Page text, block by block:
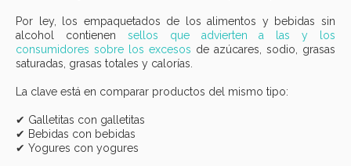
Por ley, los empaquetados de los alimentos y bebidas sin
alcohol contienen sellos que advierten a las y los
consumidores sobre los excesos de azúcares, sodio, grasas
saturadas, grasas totales y calorías.
La clave está en comparar productos del mismo tipo:
✔ Galletitas con galletitas
✔ Bebidas con bebidas
✔ Yogures con yogures